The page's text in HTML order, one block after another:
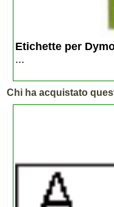
Etichette per
...
Chi ha acquistato